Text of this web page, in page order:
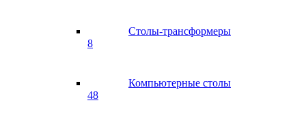
Столы-трансформеры
8
Компьютерные столы
48